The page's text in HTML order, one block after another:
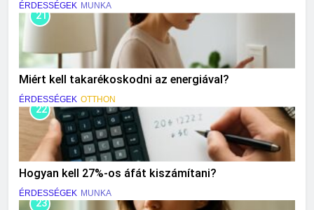
ÉRDESSÉGEK MUNKA
21
Miért kell takarékoskodni az energiával?
ÉRDESSÉGEK OTTHON
22
Hogyan kell 27%-os áfát kiszámítani?
ÉRDESSÉGEK MUNKA
23